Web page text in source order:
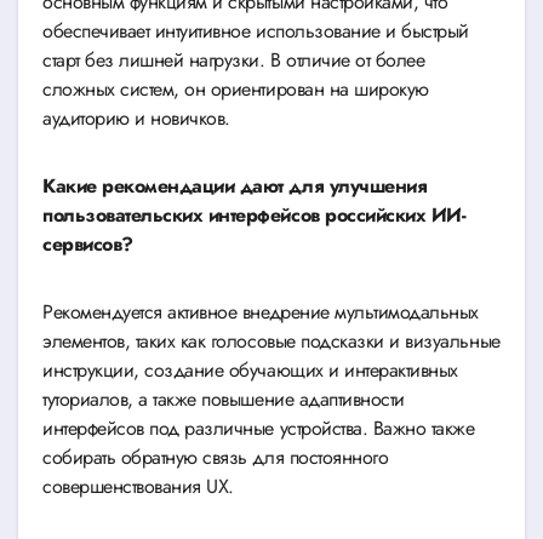
обеспечивает интуитивное использование и быстрый
старт без лишней нагрузки. В отличие от более
сложных систем, он ориентирован на широкую
аудиторию и новичков.
Какие рекомендации дают для улучшения
пользовательских интерфейсов российских ИИ-
сервисов?
Рекомендуется активное внедрение мультимодальных
элементов, таких как голосовые подсказки и визуальные
инструкции, создание обучающих и интерактивных
туториалов, а также повышение адаптивности
интерфейсов под различные устройства. Важно также
собирать обратную связь для постоянного
совершенствования UX.